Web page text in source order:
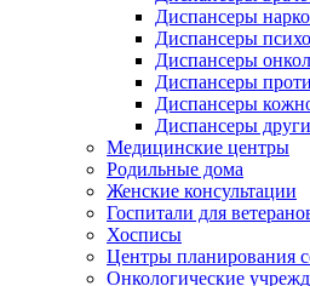
Диспансеры
Диспансеры
Диспансеры
Диспансеры
Диспансеры
Диспансеры
Медицинские центры
Родильные дома
Женские консультации
Госпитали для
Хосписы
Центры планирования
Онкологические